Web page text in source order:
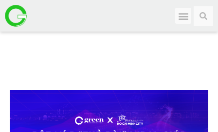
CAO Fine Jewellery đến với hiện thực – một
thương hiệu trang sức cao cấp dẫn đầu, mang
những giá trị và tinh thần riêng biệt của người
Việt.